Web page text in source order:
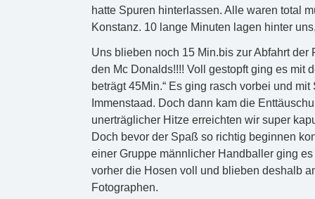
hatte Spuren hinterlassen. Alle waren total
Konstanz. 10 lange Minuten lagen hinter
Uns blieben noch 15 Min.bis zur Abfahrt
den Mc Donalds!!!! Voll gestopft ging es mit
beträgt 45Min.“ Es ging rasch vorbei und
Immenstaad. Doch dann kam die
unerträglicher Hitze erreichten wir super
Doch bevor der Spaß so richtig beginnen
einer Gruppe männlicher Handballer ging
vorher die Hosen voll und blieben deshalb
Fotographen.